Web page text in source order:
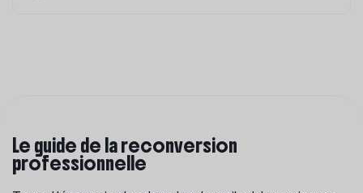
Le guide de la reconversion
professionnelle